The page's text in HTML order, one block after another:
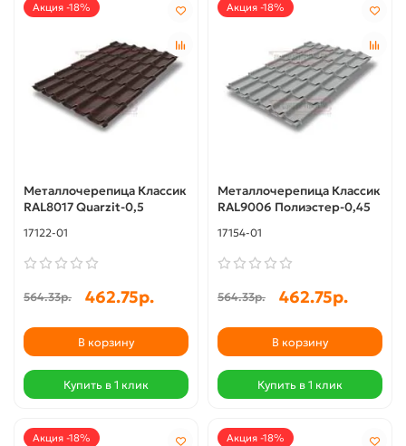
Акция -18%
Металлочерепица Классик
RAL8017 Quarzit-0,5
17122-01
564.33р. 462.75р.
В корзину
Купить в 1 клик
Акция -18%
Металлочерепица Классик
RAL9006 Полиэстер-0,45
17154-01
564.33р. 462.75р.
В корзину
Купить в 1 клик
Акция -18% Акция -18%